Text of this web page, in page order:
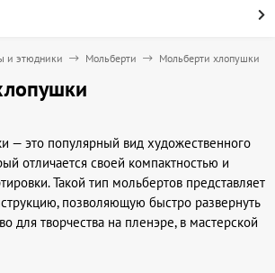
и этюдники Мольберти Мольберти хлопушки
— это популярный вид художественного
отличается своей компактностью и
Такой тип мольбертов представляет
позволяющую быстро развернуть
для творчества на пленэре, в мастерской
Они подходят для рисования масляными,
красками, а также для работы с